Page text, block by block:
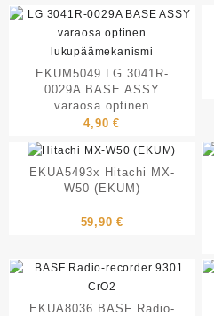
EKUM5049 LG 3041R-
0029A BASE ASSY
varaosa optinen
lukupäämekanismi
4,90€
EKUA5493x Hitachi MX-
W50 (EKUM)
59,90€
EKUA8036 BASF Radio-